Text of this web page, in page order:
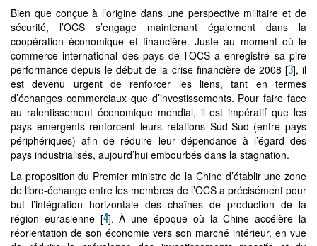
Bien que conçue à l’origine dans une perspective militaire et de
sécurité, l’OCS s’engage maintenant également dans la
coopération économique et financière. Juste au moment où le
commerce international des pays de l’OCS a enregistré sa pire
performance depuis le début de la crise financière de 2008 [3], il
est devenu urgent de renforcer les liens, tant en termes
d’échanges commerciaux que d’investissements. Pour faire face
au ralentissement économique mondial, il est impératif que les
pays émergents renforcent leurs relations Sud-Sud (entre pays
périphériques) afin de réduire leur dépendance à l’égard des
pays industrialisés, aujourd’hui embourbés dans la stagnation.
La proposition du Premier ministre de la Chine d’établir une zone
de libre-échange entre les membres de l’OCS a précisément pour
but l’intégration horizontale des chaînes de production de la
région eurasienne [4]. À une époque où la Chine accélère la
réorientation de son économie vers son marché intérieur, en vue